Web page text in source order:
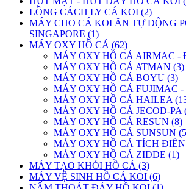
LỒNG CÁCH LY CÁ KOI (2)
MÁY CHO CÁ KOI ĂN TỰ ĐỘNG
SINGAPORE (1)
MÁY OXY HỒ CÁ (62)
MÁY OXY HỒ CÁ AIRMAC -
MÁY OXY HỒ CÁ ATMAN (3)
MÁY OXY HỒ CÁ BOYU (3)
MÁY OXY HỒ CÁ FUJIMAC
MÁY OXY HỒ CÁ HAILEA
MÁY OXY HỒ CÁ JECOD-PA
MÁY OXY HỒ CÁ RESUN (8)
MÁY OXY HỒ CÁ SUNSUN
MÁY OXY HỒ CÁ TÍCH
MÁY OXY HỒ CÁ ZIDDE (1)
MÁY TẠO KHÓI HỒ CÁ (3)
MÁY VỆ SINH HỒ CÁ KOI (6)